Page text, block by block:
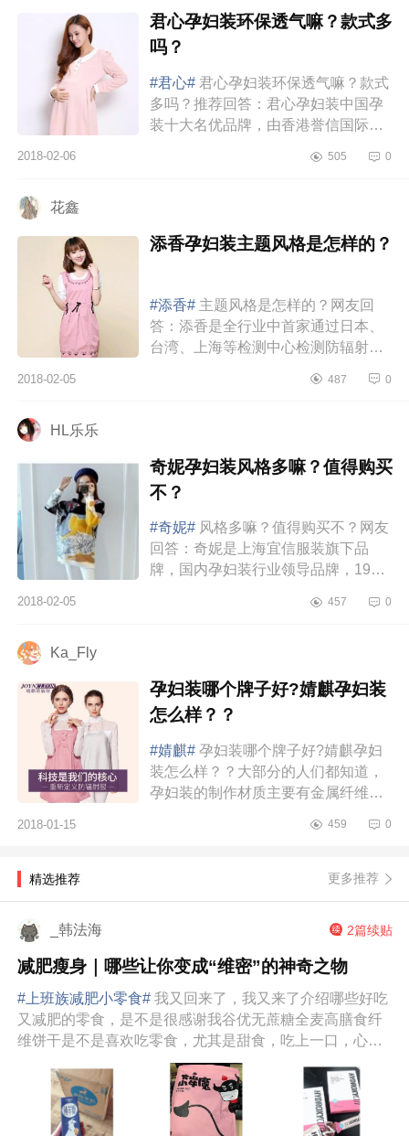
君心孕妇装环保透气嘛？款式多
吗？
#君心# 君心孕妇装环保透气嘛？款式
多吗？推荐回答：君心孕妇装中国孕
装十大名优品牌，由香港誉信国际集
君心孕妇装采用企业独特配置纱线的
2018-02-06 505 0
花鑫
添香孕妇装主题风格是怎样的？
#添香# 主题风格是怎样的？网友回
答：添香是全行业中首家通过日本、
台湾、上海等检测中心检测防辐射率
在市面上销量很好，在防辐射孕妇
2018-02-05 487 0
HL乐乐
奇妮孕妇装风格多嘛？值得购买
不？
#奇妮# 风格多嘛？值得购买不？网友
回答：奇妮是上海宜信服装旗下品
牌，国内孕妇装行业领导品牌，1992
专门店，在台湾有四十年历史。奇...
2018-02-05 457 0
Ka_Fly
孕妇装哪个牌子好?婧麒孕妇装
怎么样？？
#婧麒# 孕妇装哪个牌子好?婧麒孕妇
装怎么样？？大部分的人们都知道，
孕妇装的制作材质主要有金属纤维材
维是制作金属纤维防辐射孕妇装的主
2018-01-15 459 0
精选推荐 更多推荐
_韩法海 2篇续贴
减肥瘦身｜哪些让你变成“维密”的神奇之物
#上班族减肥小零食# 我又回来了，我又来了介绍哪些好吃
又减肥的零食，是不是很感谢我谷优无蔗糖全麦高膳食纤
维饼干是不是喜欢吃零食，尤其是甜食，吃上一口，心里
感觉无比满足，但是吃太多的甜...